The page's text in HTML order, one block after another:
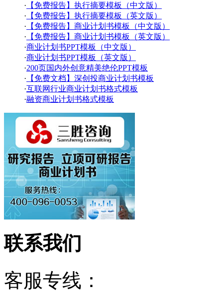
· 【免费报告】执行摘要模板（中文版）
· 【免费报告】执行摘要模板（英文版）
· 【免费报告】商业计划书模板（中文版）
· 【免费报告】商业计划书模板（英文版）
·商业计划书PPT模板（中文版）
·商业计划书PPT模板（英文版）
·200页国内外创意精美绝伦PPT模板
· 【免费文档】深创投商业计划书模板
·互联网行业商业计划书格式模板
·融资商业计划书格式模板
联系我们
客服专线：